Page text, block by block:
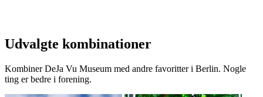
Udvalgte kombinationer
Kombiner DeJa Vu Museum med andre favoritter i Berlin. Nogle
ting er bedre i forening.